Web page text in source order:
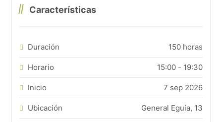
Características
Duración 150 horas
Horario 15:00 - 19:30
Inicio 7 sep 2026
Ubicación General Eguía, 13